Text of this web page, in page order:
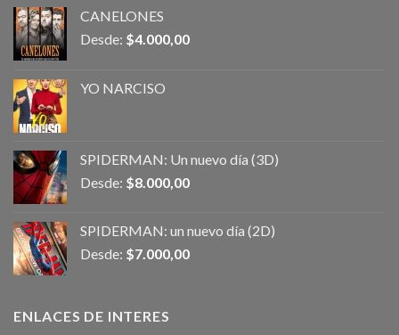
CANELONES
Desde: $4.000,00
YO NARCISO
SPIDERMAN: Un nuevo día (3D)
Desde: $8.000,00
SPIDERMAN: un nuevo día (2D)
Desde: $7.000,00
ENLACES DE INTERES